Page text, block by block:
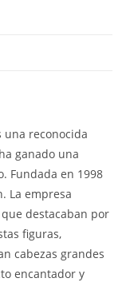
una reconocida
ganado una
Fundada en 1998
La empresa
destacaban por
figuras,
cabezas grandes
encantador y